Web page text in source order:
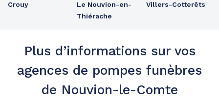
Crouy
Le Nouvion-en-
Thiérache
Villers-Cotterêts
Plus d’informations sur vos
agences de pompes funèbres
de Nouvion-le-Comte